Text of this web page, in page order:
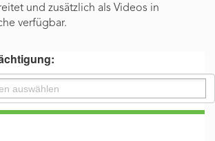
und zusätzlich als Videos in
verfügbar.